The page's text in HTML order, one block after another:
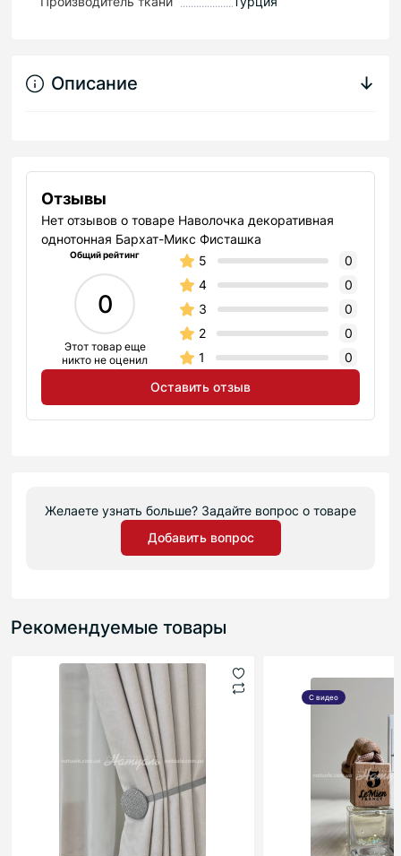
Описание ↓
Отзывы
Нет отзывов о товаре Наволочка декоративная
однотонная Бархат-Микс Фисташка
Общий рейтинг
0
Этот товар еще
никто не оценил
5
0
4
0
3
0
2
0
1
0
Оставить отзыв
Желаете узнать больше? Задайте вопрос о товаре
Добавить вопрос
Рекомендуемые товары
С видео